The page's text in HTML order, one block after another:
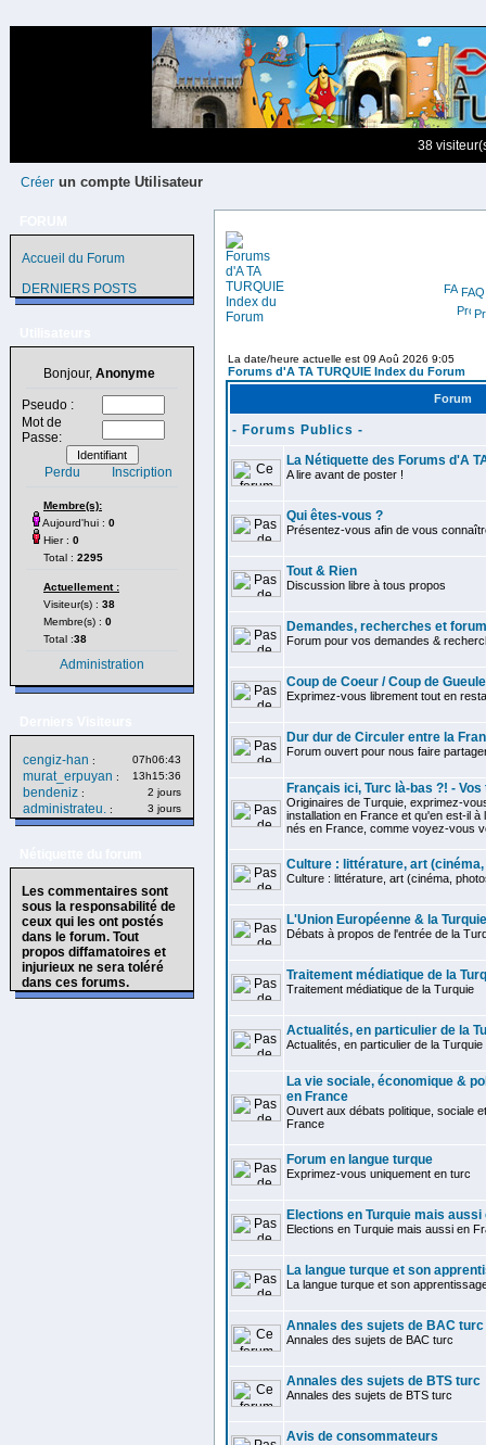
38
Créer un compte Utilisateur
Accueil du Forum
DERNIERS POSTS
Bonjour, Anonyme
Pseudo :
Mot de
Passe:
Perdu Inscription
Membre(s):
Aujourd'hui : 0
Hier : 0
Total : 2295
Actuellement :
Visiteur(s) : 38
Membre(s) : 0
Total :38
Administration
cengiz-han : 07h06:43
murat_erpuyan : 13h15:36
bendeniz : 2 jours
administrateu. : 3 jours
Les commentaires sont
sous la responsabilité de
ceux qui les ont postés
dans le forum. Tout
propos diffamatoires et
injurieux ne sera toléré
dans ces forums.
FAQ
La date/heure actuelle est 09 Aoû 2026 9:05
Forums d'A TA TURQUIE Index du Forum
Forum
- Forums Publics -
La Nétiquette des Forums d'A
A lire avant de poster !
Qui êtes-vous ?
Présentez-vous afin de vous
Tout & Rien
Discussion libre à tous propos
Demandes, recherches et
Forum pour vos demandes &
Coup de Coeur / Coup de Gueule
Exprimez-vous librement tout en
Dur dur de Circuler entre la
Forum ouvert pour nous faire
Français ici, Turc là-bas ?! -
Originaires de Turquie, exprimez-
installation en France et qu'en est-il
nés en France, comme voyez-vous
Culture : littérature, art
Culture : littérature, art (cinéma,
L'Union Européenne & la Turquie
Débats à propos de l'entrée de la
Traitement médiatique de la
Traitement médiatique de la Turquie
Actualités, en particulier de la
Actualités, en particulier de la Turquie
La vie sociale, économique &
en France
Ouvert aux débats politique, sociale
France
Forum en langue turque
Exprimez-vous uniquement en turc
Elections en Turquie mais aussi
Elections en Turquie mais aussi en
La langue turque et son
La langue turque et son
Annales des sujets de BAC turc
Annales des sujets de BAC turc
Annales des sujets de BTS turc
Annales des sujets de BTS turc
Avis de consommateurs